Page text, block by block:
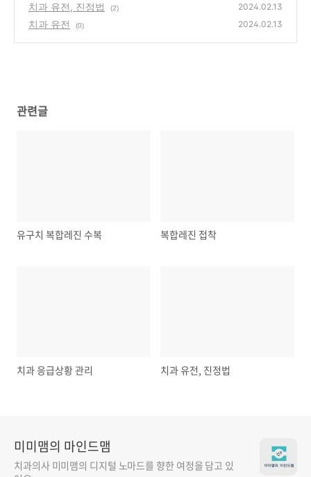
치과 유전, 진정법 (2) 2024.02.13
치과 유전 (0) 2024.02.13
관련글
유구치 복합레진 수복 복합레진 접착
치과 응급상황 관리 치과 유전, 진정법
미미맴의 마인드맴
치과의사 미미맴의 디지털 노마드를 향한 여정을 담고 있